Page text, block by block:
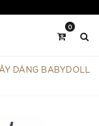
0
DÁNG BABYDOLL